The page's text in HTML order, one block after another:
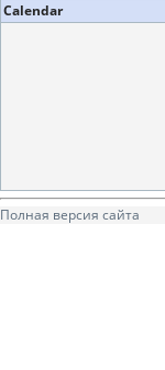
Calendar
Полная версия сайта